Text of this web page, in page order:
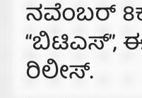
ನವೆಂಬರ್
“ಬಿಟಿಎಸ್”,
ರಿಲೀಸ್.